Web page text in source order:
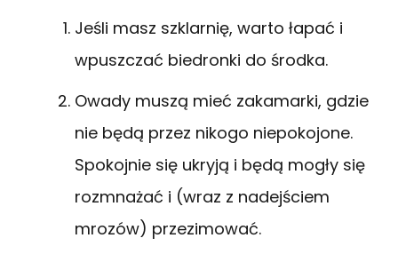
Jeśli masz szklarnię, warto łapać i
wpuszczać biedronki do środka.
Owady muszą mieć zakamarki, gdzie
nie będą przez nikogo niepokojone.
Spokojnie się ukryją i będą mogły się
rozmnażać i (wraz z nadejściem
mrozów) przezimować.